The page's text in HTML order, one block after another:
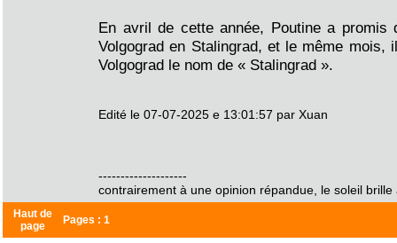
En avril de cette année, Poutine a promis
Volgograd en Stalingrad, et le même mois,
Volgograd le nom de « Stalingrad ».
Edité le 07-07-2025 e 13:01:57 par Xuan
--------------------
contrairement à une opinion répandue, le soleil brille
Haut de
page
Pages : 1